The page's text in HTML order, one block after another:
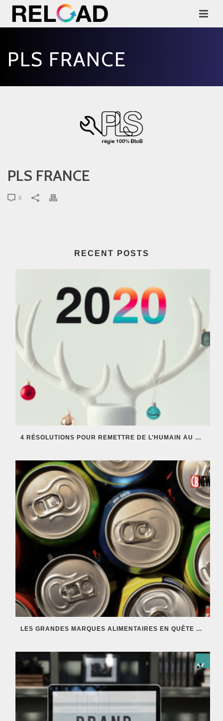
PLS FRANCE
PLS FRANCE
0
RECENT POSTS
4 RÉSOLUTIONS POUR REMETTRE DE L’HUMAIN AU COEUR DE VOS ÉCOSYSTÈMES
LES GRANDES MARQUES ALIMENTAIRES EN QUÊTE DE NOUVELLES RECETTES.